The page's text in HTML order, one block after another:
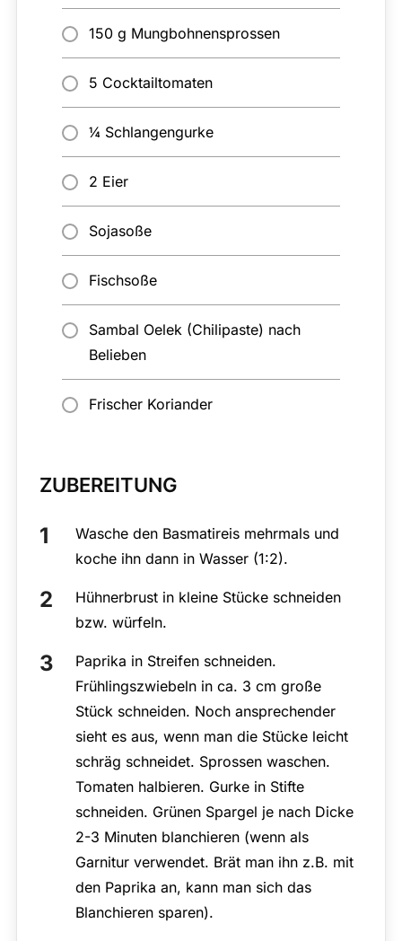
150 g Mungbohnensprossen
5 Cocktailtomaten
¼ Schlangengurke
2 Eier
Sojasoße
Fischsoße
Sambal Oelek (Chilipaste) nach
Belieben
Frischer Koriander
ZUBEREITUNG
Wasche den Basmatireis mehrmals und
koche ihn dann in Wasser (1:2).
Hühnerbrust in kleine Stücke schneiden
bzw. würfeln.
Paprika in Streifen schneiden.
Frühlingszwiebeln in ca. 3 cm große
Stück schneiden. Noch ansprechender
sieht es aus, wenn man die Stücke leicht
schräg schneidet. Sprossen waschen.
Tomaten halbieren. Gurke in Stifte
schneiden. Grünen Spargel je nach Dicke
2-3 Minuten blanchieren (wenn als
Garnitur verwendet. Brät man ihn z.B. mit
den Paprika an, kann man sich das
Blanchieren sparen).